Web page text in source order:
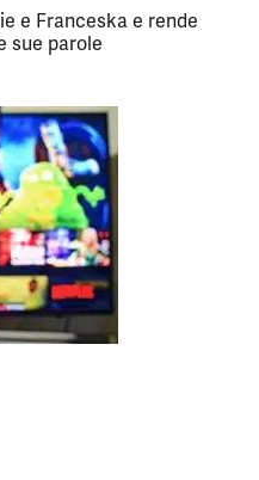
e Franceska e rende
sue parole